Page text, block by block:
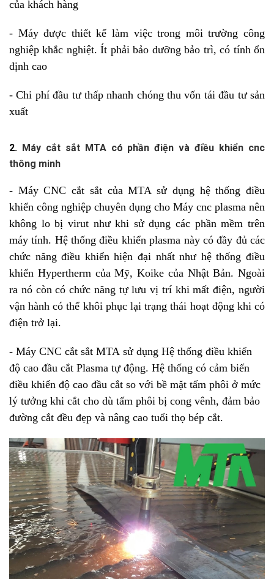
của khách hàng
- Máy được thiết kế làm việc trong môi trường công
nghiệp khắc nghiệt. Ít phải bảo dưỡng bảo trì, có tính ổn
định cao
- Chi phí đầu tư thấp nhanh chóng thu vốn tái đầu tư sản
xuất
2. Máy cắt sắt MTA có phần điện và điều khiển cnc
thông minh
- Máy CNC cắt sắtcủa MTA sử dụng hệ thống điều
khiển công nghiệp chuyên dụng cho Máy cnc plasma nên
không lo bị virut như khi sử dụng các phần mềm trên
máy tính. Hệ thống điều khiển plasma này có đầy đủ các
chức năng điều khiển hiện đại nhất như hệ thống điều
khiển Hypertherm của Mỹ, Koike của Nhật Bản. Ngoài
ra nó còn có chức năng tự lưu vị trí khi mất điện, người
vận hành có thể khôi phục lại trạng thái hoạt động khi có
điện trở lại.
- Máy CNC cắt sắt MTA sử dụng Hệ thống điều khiển
độ cao đầu cắt Plasma tự động. Hệ thống có cảm biến
điều khiển độ cao đầu cắt so với bề mặt tấm phôi ở mức
lý tưởng khi cắt cho dù tấm phôi bị cong vênh, đảm bảo
đường cắt đều đẹp và nâng cao tuổi thọ bép cắt.